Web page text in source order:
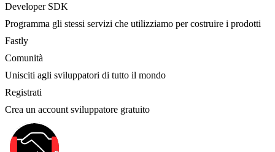
Developer SDK
Programma gli stessi servizi che utilizziamo per costruire i prodotti
Fastly
Comunità
Unisciti agli sviluppatori di tutto il mondo
Registrati
Crea un account sviluppatore gratuito